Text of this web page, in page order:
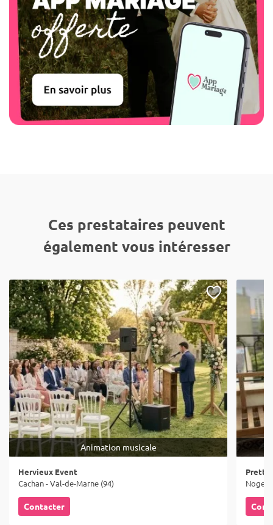
Ces prestataires peuvent
également vous intéresser
Animation musicale
Hervieux Event
Cachan - Val-de-Marne (94)
Contacter
Pretty